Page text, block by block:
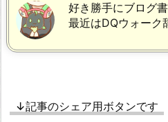
好き勝手にブログ
最近はDQウォーク
↓記事のシェア用ボタンです